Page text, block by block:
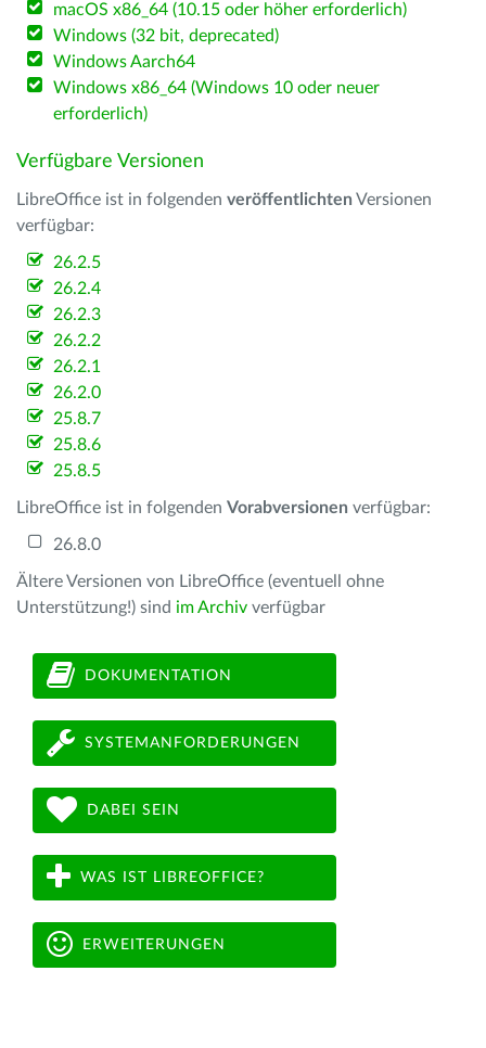
macOS x86_64 (10.15 oder höher erforderlich)
Windows (32 bit, deprecated)
Windows Aarch64
Windows x86_64 (Windows 10 oder neuer
erforderlich)
Verfügbare Versionen
LibreOffice ist in folgenden veröffentlichten Versionen
verfügbar:
26.2.5
26.2.4
26.2.3
26.2.2
26.2.1
26.2.0
25.8.7
25.8.6
25.8.5
LibreOffice ist in folgenden Vorabversionen verfügbar:
26.8.0
Ältere Versionen von LibreOffice (eventuell ohne
Unterstützung!) sind im Archiv verfügbar
DOKUMENTATION
SYSTEMANFORDERUNGEN
DABEI SEIN
WAS IST LIBREOFFICE?
ERWEITERUNGEN